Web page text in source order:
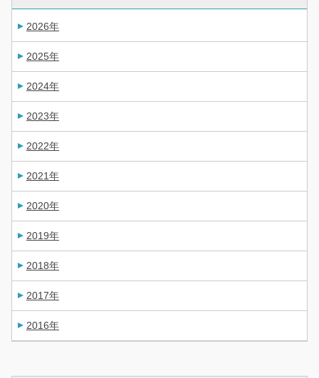
2026年
2025年
2024年
2023年
2022年
2021年
2020年
2019年
2018年
2017年
2016年